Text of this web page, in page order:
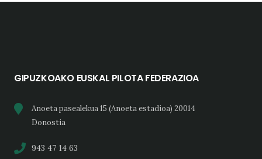
GIPUZKOAKO EUSKAL PILOTA FEDERAZIOA
Anoeta pasealekua 15 (Anoeta estadioa) 20014
Donostia
943 47 14 63